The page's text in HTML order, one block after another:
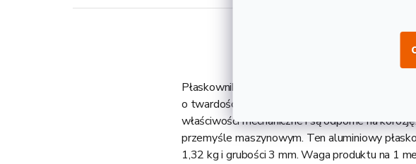
Płaskownik aluminiowy 25x3 znany również
o twardości T66. Aluminiowe płaskowniki mają
właściwości mechaniczne i są odporne na
przemyśle maszynowym. Ten aluminiowy
1,32 kg i grubości 3 mm. Waga produktu na 1